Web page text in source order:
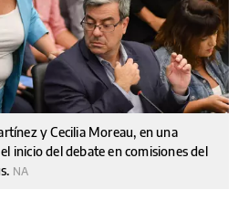
y Cecilia Moreau, en una
inicio del debate en comisiones del
NA